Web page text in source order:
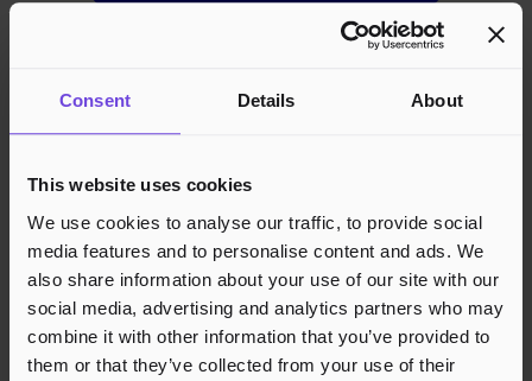
Consent Details About
This website uses cookies
We use cookies to analyse our traffic, to provide social
media features and to personalise content and ads. We
also share information about your use of our site with our
social media, advertising and analytics partners who may
combine it with other information that you’ve provided to
them or that they’ve collected from your use of their
LinkedIn